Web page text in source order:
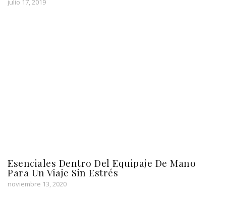
julio 17, 2019
Esenciales Dentro Del Equipaje De Mano
Para Un Viaje Sin Estrés
noviembre 13, 2020